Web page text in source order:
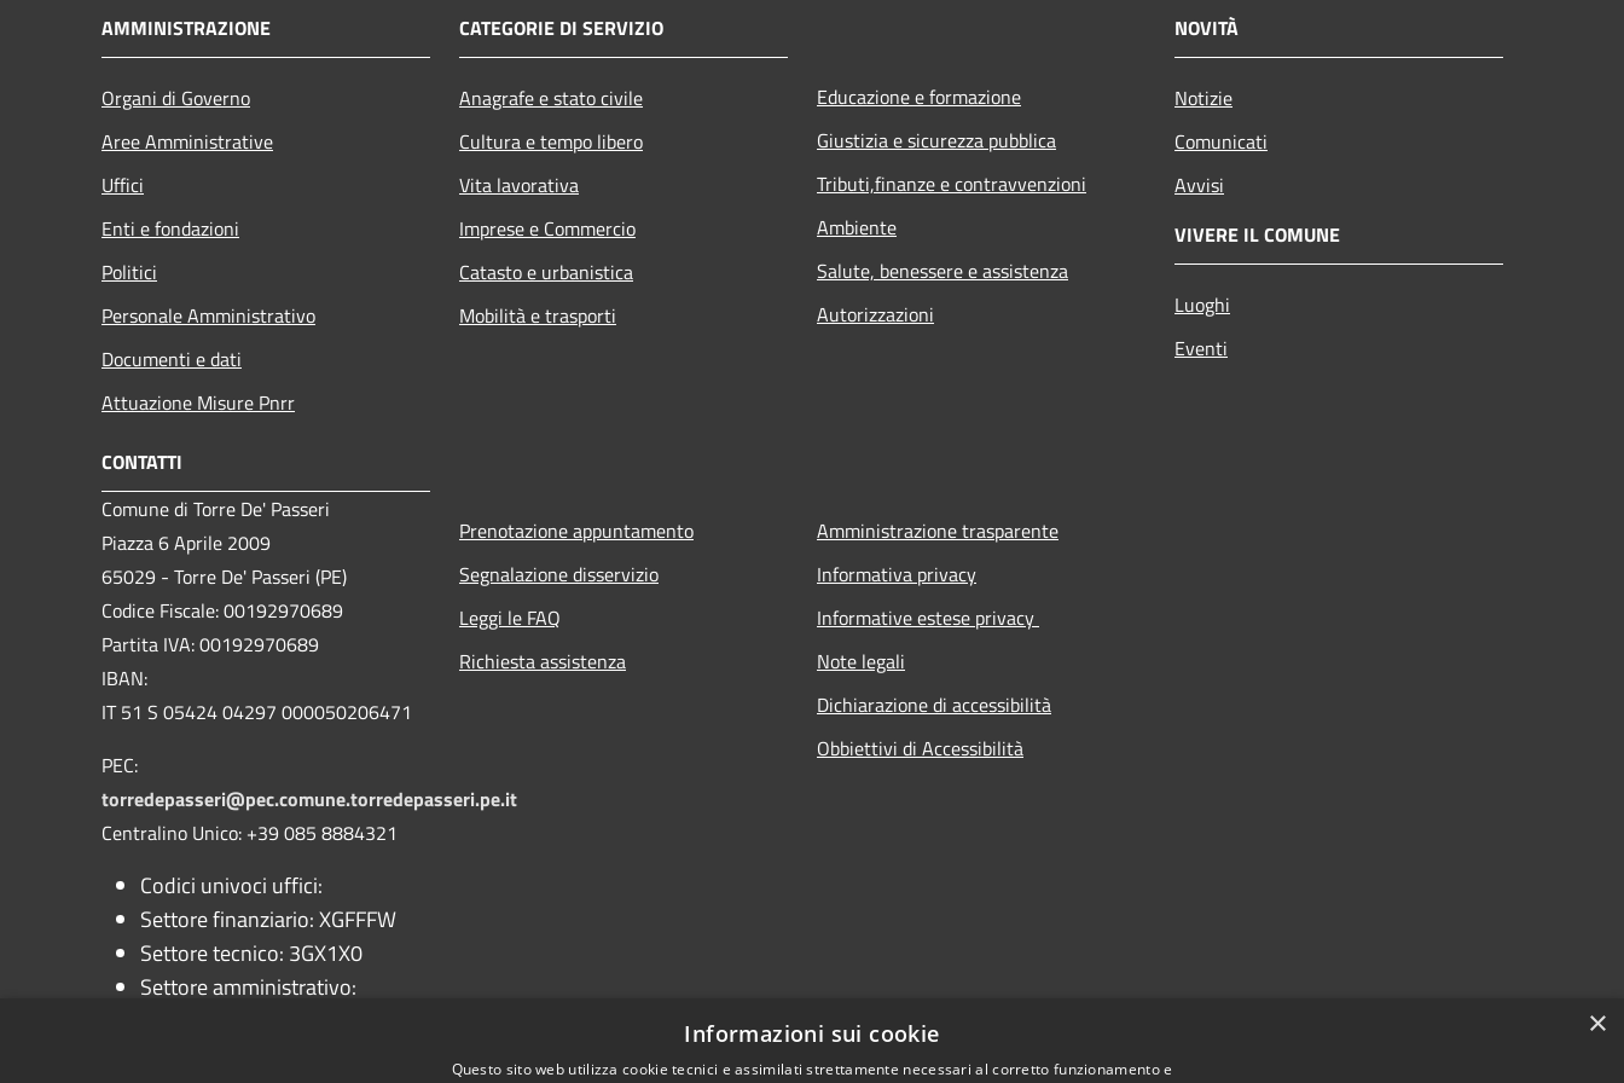
AMMINISTRAZIONE
Organi di Governo
Aree Amministrative
Uffici
Enti e fondazioni
Politici
Personale Amministrativo
Documenti e dati
Attuazione Misure Pnrr
CATEGORIE DI SERVIZIO
Anagrafe e stato civile
Cultura e tempo libero
Vita lavorativa
Imprese e Commercio
Catasto e urbanistica
Mobilità e trasporti
Educazione e formazione
Giustizia e sicurezza pubblica
Tributi,finanze e contravvenzioni
Ambiente
Salute, benessere e assistenza
Autorizzazioni
NOVITÀ
Notizie
Comunicati
Avvisi
VIVERE IL COMUNE
Luoghi
Eventi
CONTATTI
Comune di Torre De' Passeri
Piazza 6 Aprile 2009
65029 - Torre De' Passeri (PE)
Codice Fiscale: 00192970689
Partita IVA: 00192970689
IBAN:
IT 51 S 05424 04297 000050206471
PEC:
torredepasseri@pec.comune.torredepasseri.pe.it
Centralino Unico: +39 085 8884321
Codici univoci uffici:
Settore finanziario: XGFFFW
Settore tecnico: 3GX1X0
Settore amministrativo:
Prenotazione appuntamento
Segnalazione disservizio
Leggi le FAQ
Richiesta assistenza
Amministrazione trasparente
Informativa privacy
Informative estese privacy
Note legali
Dichiarazione di accessibilità
Obbiettivi di Accessibilità
×
Informazioni sui cookie
Questo sito web utilizza cookie tecnici e assimilati strettamente necessari al corretto funzionamento e